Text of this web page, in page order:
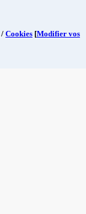
/ Cookies [Modifier vos